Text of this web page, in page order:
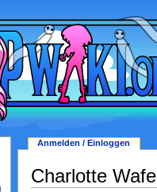
Charlotte
Anmelden / Einloggen